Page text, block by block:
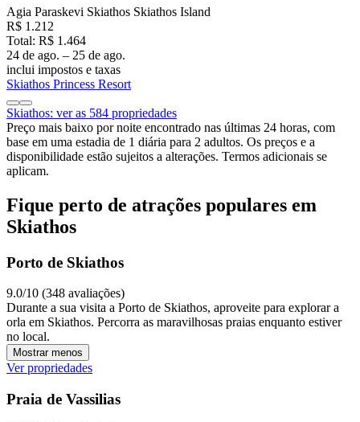
Agia Paraskevi Skiathos Skiathos Island
R$ 1.212
Total: R$ 1.464
24 de ago. – 25 de ago.
inclui impostos e taxas
Skiathos Princess Resort
Skiathos: ver as 584 propriedades
Preço mais baixo por noite encontrado nas últimas 24 horas, com
base em uma estadia de 1 diária para 2 adultos. Os preços e a
disponibilidade estão sujeitos a alterações. Termos adicionais se
aplicam.
Fique perto de atrações populares em
Skiathos
Porto de Skiathos
9.0/10 (348 avaliações)
Durante a sua visita a Porto de Skiathos, aproveite para explorar a
orla em Skiathos. Percorra as maravilhosas praias enquanto estiver
no local.
Mostrar menos
Ver propriedades
Praia de Vassilias